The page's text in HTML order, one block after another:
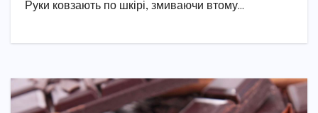
Руки ковзають по шкірі, змиваючи втому…